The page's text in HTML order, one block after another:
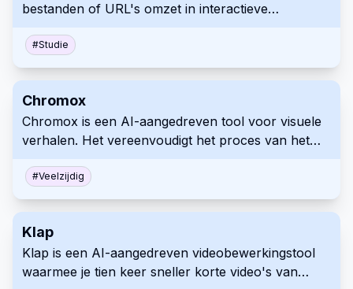
bestanden of URL's omzet in interactieve
vraagtypen, rapportage en het delen via
verschillende platforms. Verbeter de betrokkenheid
veelzijdige tool.
#Studie
Chromox
Chromox is een AI-aangedreven tool voor visuele
verhalen. Het vereenvoudigt het proces van het
verschillende toepassingen. Het
gebruiksvriendelijke ontwerp maakt het toegankelijk
#Veelzijdig
Klap
Klap is een AI-aangedreven videobewerkingstool
waarmee je tien keer sneller korte video's van